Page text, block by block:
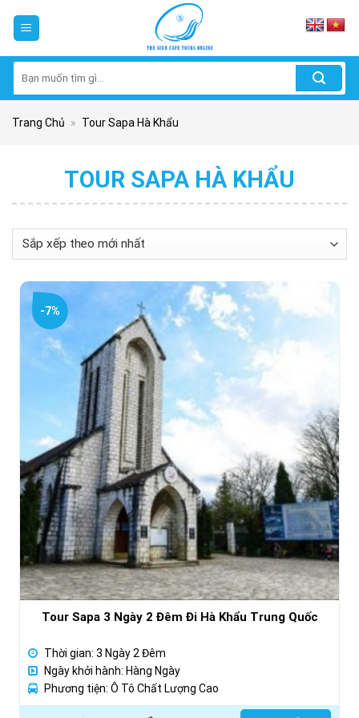
kiếm:
Trang Chủ » Tour Sapa Hà Khẩu
TOUR SAPA HÀ KHẨU
-7%
Tour Sapa 3 Ngày 2 Đêm Đi Hà Khẩu Trung Quốc
Thời gian: 3 Ngày 2 Đêm
Ngày khởi hành: Hàng Ngày
Phương tiện: Ô Tô Chất Lượng Cao